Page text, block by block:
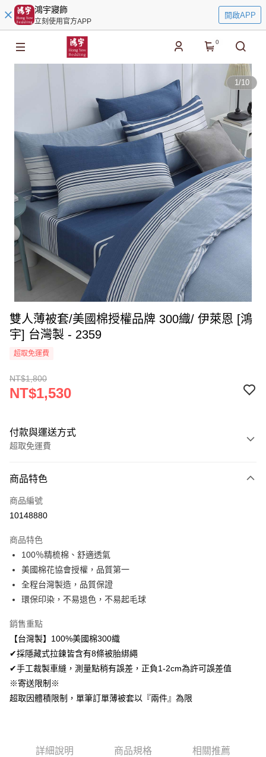
鴻宇寢飾
立刻使用官方APP
開啟APP
0
1/10
雙人薄被套/美國棉授權品牌 300織/ 伊萊恩 [鴻
宇] 台灣製 - 2359
超取免運費
NT$1,800
NT$1,530
付款與運送方式
超取免運費
信用卡一次付款
超商取貨付款
Apple Pay
悠遊付
Google Pay
AFTEE先享後付
相關說明
AFTEE先享後付是「在收到商品之後才付款」的支付方式。 讓您購物簡單
便利好安心！
１．簡單：不需註冊會員、不需綁卡、不需儲值。
２．便利：只要手機號碼，簡訊認證，即可結帳。
３．安心：先確認商品／服務後，再付款。
２．訂單成立數日內，您將收到繳費通知簡訊。
ATM付款
運送方式
全家取貨付款
商品特色
商品編號
10148880
商品特色
100％精梳棉、舒適透氣
美國棉花協會授權，品質第一
全程台灣製造，品質保證
環保印染，不易退色，不易起毛球
銷售重點
【台灣製】100%美國棉300織
✔採隱藏式拉鍊皆含有8條被胎綁繩
✔手工裁製車縫，測量點稍有誤差，正負1-2cm為許可誤差值
※寄送限制※
超取因體積限制，單筆訂單薄被套以『兩件』為限
詳細說明 商品規格 相關推薦